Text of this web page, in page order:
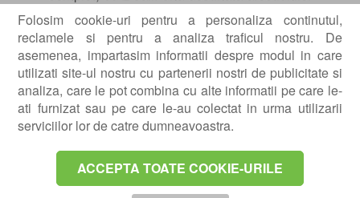
Folosim cookie-uri pentru a personaliza continutul,
reclamele si pentru a analiza traficul nostru. De
asemenea, impartasim informatii despre modul in care
utilizati site-ul nostru cu partenerii nostri de publicitate si
analiza, care le pot combina cu alte informatii pe care le-
ati furnizat sau pe care le-au colectat in urma utilizarii
serviciilor lor de catre dumneavoastra.
ACCEPTA TOATE COOKIE-URILE
coloanei si una dedicata afectiunilor membrelor
superioare si inferioare.
Fizioterapie- o echipa foarte experimentata,
condusa de Oana Antonic, care foloseste cea
mai noua si performanta aparatura de la Zimmer
pentru terapii cu efect demonstrat: Rockford
Kinesio Therapy, IASTM, Academia Winback,
Flossing Band Therapy etc.
Proceduri specifice: infiltratii articulare si
ecoghidate, terapii pentru regenerare etc